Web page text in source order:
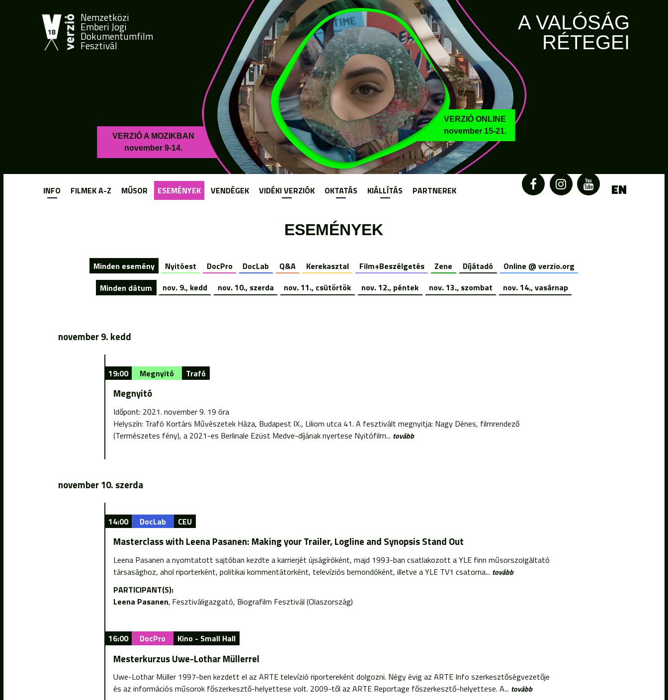
Nemzetközi
Emberi Jogi
Dokumentumfilm
Fesztivál
A VALÓSÁG
RÉTEGEI
VERZIÓ A MOZIKBAN
november 9-14.
VERZIÓ ONLINE
november 15-21.
ESEMÉNYEK
Minden esemény Nyitóest DocPro DocLab Q&A Kerekasztal Film+Beszélgetés Zene Díjátadó
Online @ verzio.org
Minden dátum
nov. 9., kedd nov. 10., szerda nov. 11., csütörtök nov. 12., péntek nov. 13., szombat nov. 14., vasárnap
november 9. kedd
19:00 Megnyitó Trafó
Megnyitó
Időpont: 2021. november 9. 19 óra
Helyszín: Trafó Kortárs Művészetek Háza, Budapest IX., Liliom utca 41. A fesztivált megnyitja: Nagy Dénes, filmrendező
(Természetes fény), a 2021-es Berlinale Ezüst Medve-díjának nyertese Nyitófilm... tovább
november 10. szerda
14:00 DocLab CEU
Masterclass with Leena Pasanen: Making your Trailer, Logline and Synopsis Stand Out
Leena Pasanen a nyomtatott sajtóban kezdte a karrierjét újságíróként, majd 1993-ban csatlakozott a YLE finn műsorszolgáltató
társasághoz, ahol riporterként, politikai kommentátorként, televíziós bemondóként, illetve a YLE TV1 csatorna... tovább
PARTICIPANT(S):
Leena Pasanen Fesztiváligazgató, Biografilm Fesztivál (Olaszország)
16:00 DocPro Kino - Small Hall
Mesterkurzus Uwe-Lothar Müllerrel
Uwe-Lothar Müller 1997-ben kezdett el az ARTE televízió riportereként dolgozni. Négy évig az ARTE Info szerkesztőségvezetője
és az információs műsorok főszerkesztő-helyettese volt. 2009-től az ARTE Reportage főszerkesztő-helyettese. A... tovább
INFO FILMEK A-Z MŰSOR ESEMÉNYEK VENDÉGEK VIDÉKI VERZIÓK OKTATÁS KIÁLLÍTÁS PARTNEREK EN